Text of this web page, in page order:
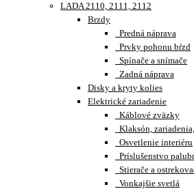
LADA 2110, 2111, 2112
Brzdy
Predná náprava
Prvky pohonu bŕzd
Spínače a snímače
Zadná náprava
Disky a kryty kolies
Elektrické zariadenie
Káblové zväzky
Klaksón,
Osvetlenie interiéru
Príslušenstvo
Stierače a
Vonkajšie svetlá